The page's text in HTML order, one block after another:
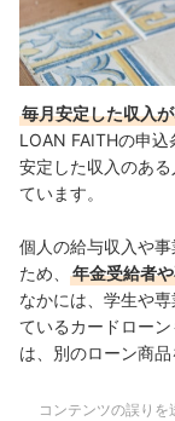
毎月安定した収入
LOAN FAITHの申
安定した収入のあ
ています。
個人の給与収入や
ため、
年金受給者
なかには、学生や
ているカードロー
は、別のローン商品
コンテンツの誤りを